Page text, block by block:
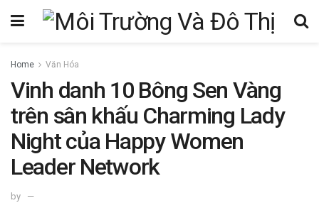
Home Văn Hóa
Vinh danh 10 Bông Sen Vàng
trên sân khấu Charming Lady
Night của Happy Women
Leader Network
by